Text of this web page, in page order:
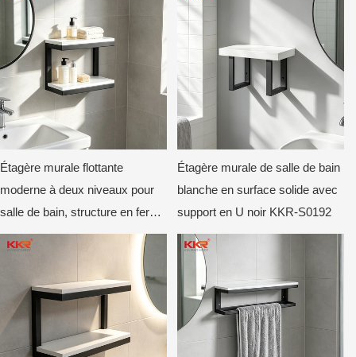
Étagère murale flottante
moderne à deux niveaux pour
salle de bain, structure en fer
noir, blanc brillant, KKR-S0051
Étagère murale de salle de bain
blanche en surface solide avec
support en U noir KKR-S0192